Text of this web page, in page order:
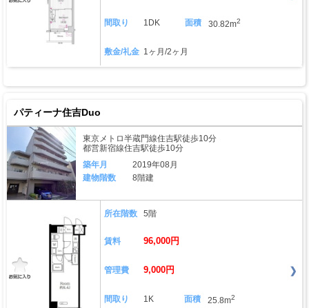
間取り 1DK 面積 30.82m2
敷金/礼金 1ヶ月/2ヶ月
パティーナ住吉Duo
東京メトロ半蔵門線住吉駅徒歩10分
都営新宿線住吉駅徒歩10分
築年月
2019年08月
建物階数
8階建
所在階数 5階
賃料 96,000円
管理費 9,000円
間取り 1K 面積 25.8m2